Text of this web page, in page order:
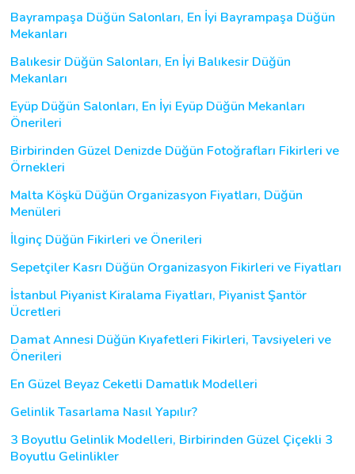
Bayrampaşa Düğün Salonları, En İyi Bayrampaşa Düğün
Mekanları
Balıkesir Düğün Salonları, En İyi Balıkesir Düğün
Mekanları
Eyüp Düğün Salonları, En İyi Eyüp Düğün Mekanları
Önerileri
Birbirinden Güzel Denizde Düğün Fotoğrafları Fikirleri ve
Örnekleri
Malta Köşkü Düğün Organizasyon Fiyatları, Düğün
Menüleri
İlginç Düğün Fikirleri ve Önerileri
Sepetçiler Kasrı Düğün Organizasyon Fikirleri ve Fiyatları
İstanbul Piyanist Kiralama Fiyatları, Piyanist Şantör
Ücretleri
Damat Annesi Düğün Kıyafetleri Fikirleri, Tavsiyeleri ve
Önerileri
En Güzel Beyaz Ceketli Damatlık Modelleri
Gelinlik Tasarlama Nasıl Yapılır?
3 Boyutlu Gelinlik Modelleri, Birbirinden Güzel Çiçekli 3
Boyutlu Gelinlikler